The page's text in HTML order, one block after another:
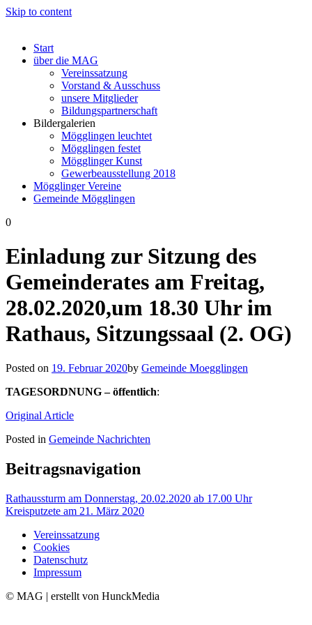
Skip to content
Start
über die MAG
Vereinssatzung
Vorstand & Ausschuss
unsere Mitglieder
Bildungspartnerschaft
Bildergalerien
Mögglingen leuchtet
Mögglingen festet
Mögglinger Kunst
Gewerbeausstellung 2018
Mögglinger Vereine
Gemeinde Mögglingen
0
Einladung zur Sitzung des
Gemeinderates am Freitag,
28.02.2020,um 18.30 Uhr im
Rathaus, Sitzungssaal (2. OG)
Posted on 19. Februar 2020by Gemeinde Moegglingen
TAGESORDNUNG – öffentlich:
Original Article
Posted in Gemeinde Nachrichten
Beitragsnavigation
Rathaussturm am Donnerstag, 20.02.2020 ab 17.00 Uhr
Kreisputzete am 21. März 2020
Vereinssatzung
Cookies
Datenschutz
Impressum
© MAG | erstellt von HunckMedia